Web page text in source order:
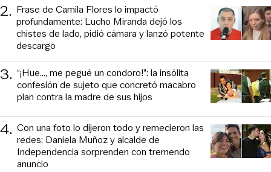
2. Frase de Camila Flores lo impactó
profundamente: Lucho Miranda dejó los
chistes de lado, pidió cámara y lanzó potente
descargo
3. “¡Hue..., me pegué un condoro!”: la insólita
confesión de sujeto que concretó macabro
plan contra la madre de sus hijos
4. Con una foto lo dijeron todo y remecieron las
redes: Daniela Muñoz y alcalde de
Independencia sorprenden con tremendo
anuncio